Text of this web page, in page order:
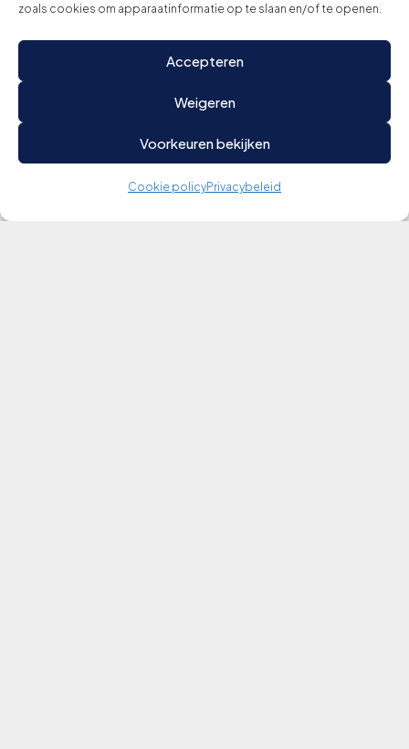
zoals cookies om apparaatinformatie op te slaan en/of te openen.
Accepteren
Weigeren
Voorkeuren bekijken
Cookie policyPrivacybeleid